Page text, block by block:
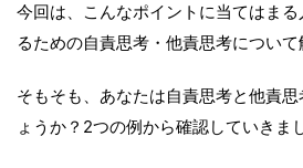
今回は、こんなポイントに当てはま
るための自責思考・他責思考について
そもそも、あなたは自責思考と他責
ょうか？2つの例から確認していきま